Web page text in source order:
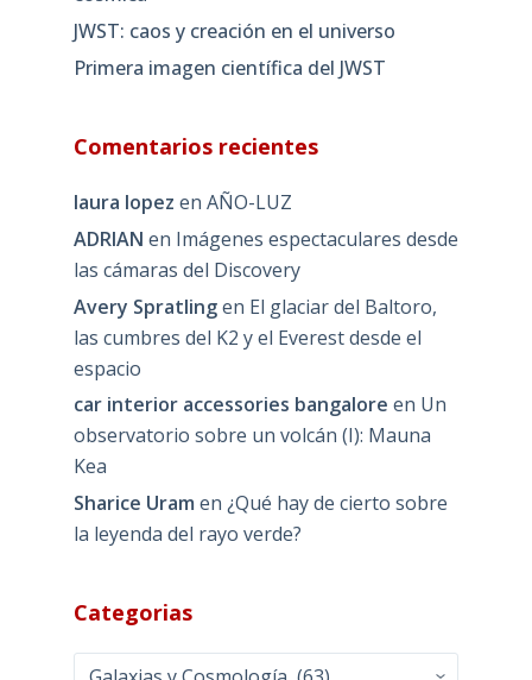
JWST: caos y creación en el universo
Primera imagen científica del JWST
Comentarios recientes
laura lopez en AÑO-LUZ
ADRIAN en Imágenes espectaculares desde
las cámaras del Discovery
Avery Spratlingen El glaciar del Baltoro,
las cumbres del K2 y el Everest desde el
espacio
car interior accessories bangalore en Un
observatorio sobre un volcán (I): Mauna
Kea
Sharice Uram en ¿Qué hay de cierto sobre
la leyenda del rayo verde?
Categorias
Categorias